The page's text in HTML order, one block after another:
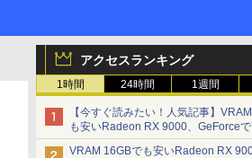
アクセスランキング
1時間 24時間 1週間
【今すぐ読みたい！人気記事】
も安いRadeon RX 9000、GeForce
のぐらいの性能？ - PC Watch
VRAM 16GBでも安いRadeon RX